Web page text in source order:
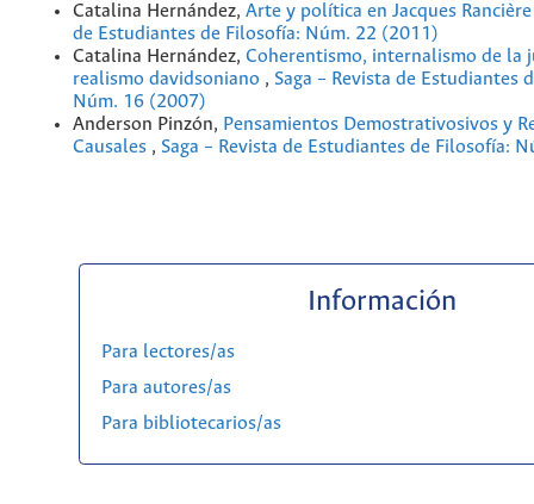
Catalina Hernández, Arte y política en Jacques
de Estudiantes de Filosofía: Núm. 22 (2011)
Catalina Hernández, Coherentismo, internalismo de la
realismo davidsoniano , Saga – Revista de Estudiantes
Núm. 16 (2007)
Anderson Pinzón, Pensamientos Demostrativosivos y
Causales , Saga – Revista de Estudiantes de Filosofía:
Información
Para lectores/as
Para autores/as
Para bibliotecarios/as